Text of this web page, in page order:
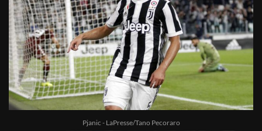
Pjanic - LaPresse/Tano Pecoraro